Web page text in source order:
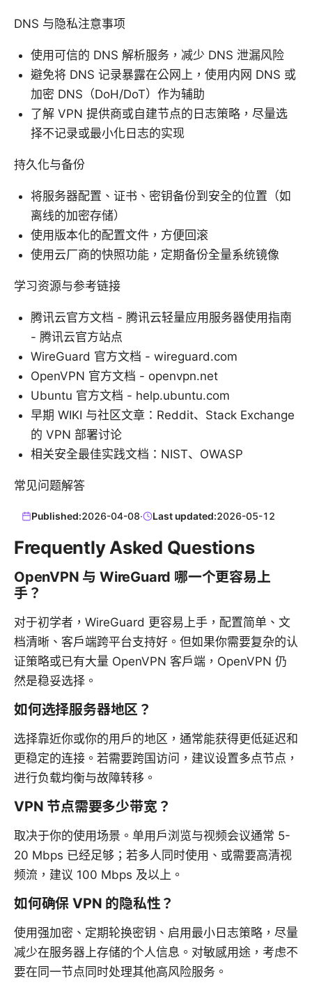
DNS 与隐私注意事项
使用可信的 DNS 解析服务，减少 DNS 泄漏风险
避免将 DNS 记录暴露在公网上，使用内网 DNS 或
加密 DNS（DoH/DoT）作为辅助
了解 VPN 提供商或自建节点的日志策略，尽量选
择不记录或最小化日志的实现
持久化与备份
将服务器配置、证书、密钥备份到安全的位置（如
离线的加密存储）
使用版本化的配置文件，方便回滚
使用云厂商的快照功能，定期备份全量系统镜像
学习资源与参考链接
腾讯云官方文档 - 腾讯云轻量应用服务器使用指南
- 腾讯云官方站点
WireGuard 官方文档 - wireguard.com
OpenVPN 官方文档 - openvpn.net
Ubuntu 官方文档 - help.ubuntu.com
早期 WIKI 与社区文章：Reddit、Stack Exchange
的 VPN 部署讨论
相关安全最佳实践文档：NIST、OWASP
常见问题解答
Published:2026-04-08· Last updated:2026-05-12
Frequently Asked Questions
OpenVPN 与 WireGuard 哪一个更容易上
手？
对于初学者，WireGuard 更容易上手，配置简单、文
档清晰、客户端跨平台支持好。但如果你需要复杂的认
证策略或已有大量 OpenVPN 客户端，OpenVPN 仍
然是稳妥选择。
如何选择服务器地区？
选择靠近你或你的用户的地区，通常能获得更低延迟和
更稳定的连接。若需要跨国访问，建议设置多点节点，
进行负载均衡与故障转移。
VPN 节点需要多少带宽？
取决于你的使用场景。单用户浏览与视频会议通常 5-
20 Mbps 已经足够；若多人同时使用、或需要高清视
频流，建议 100 Mbps 及以上。
如何确保 VPN 的隐私性？
使用强加密、定期轮换密钥、启用最小日志策略，尽量
减少在服务器上存储的个人信息。对敏感用途，考虑不
要在同一节点同时处理其他高风险服务。